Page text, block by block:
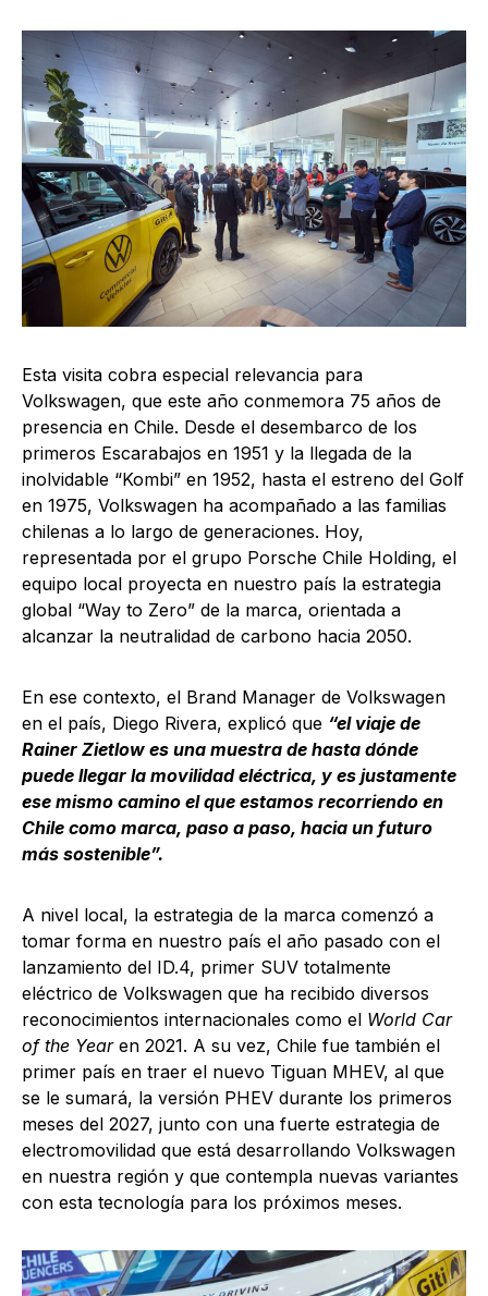
Esta visita cobra especial relevancia para
Volkswagen, que este año conmemora 75 años de
presencia en Chile. Desde el desembarco de los
primeros Escarabajos en 1951 y la llegada de la
inolvidable “Kombi” en 1952, hasta el estreno del Golf
en 1975, Volkswagen ha acompañado a las familias
chilenas a lo largo de generaciones. Hoy,
representada por el grupo Porsche Chile Holding, el
equipo local proyecta en nuestro país la estrategia
global “Way to Zero” de la marca, orientada a
alcanzar la neutralidad de carbono hacia 2050.
En ese contexto, el Brand Manager de Volkswagen
en el país, Diego Rivera, explicó que “el viaje de
Rainer Zietlow es una muestra de hasta dónde
puede llegar la movilidad eléctrica, y es justamente
ese mismo camino el que estamos recorriendo en
Chile como marca, paso a paso, hacia un futuro
más sostenible”.
A nivel local, la estrategia de la marca comenzó a
tomar forma en nuestro país el año pasado con el
lanzamiento del ID.4, primer SUV totalmente
eléctrico de Volkswagen que ha recibido diversos
reconocimientos internacionales como el World Car
of the Year en 2021. A su vez, Chile fue también el
primer país en traer el nuevo Tiguan MHEV, al que
se le sumará, la versión PHEV durante los primeros
meses del 2027, junto con una fuerte estrategia de
electromovilidad que está desarrollando Volkswagen
en nuestra región y que contempla nuevas variantes
con esta tecnología para los próximos meses.